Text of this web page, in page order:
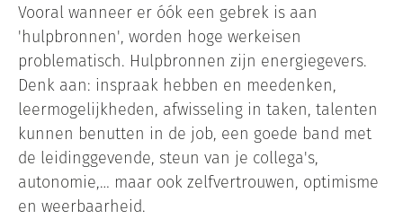
Vooral wanneer er óók een gebrek is aan
'hulpbronnen', worden hoge werkeisen
problematisch. Hulpbronnen zijn energiegevers.
Denk aan: inspraak hebben en meedenken,
leermogelijkheden, afwisseling in taken, talenten
kunnen benutten in de job, een goede band met
de leidinggevende, steun van je collega's,
autonomie,… maar ook zelfvertrouwen, optimisme
en weerbaarheid.